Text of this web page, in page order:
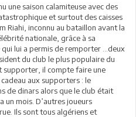
une saison calamiteuse avec des
et surtout des caisses
Riahi, inconnu au bataillon avant la
nationale, grâce à sa
qui lui a permis de remporter …deux
du club le plus populaire du
il compte faire une
aux supporters : le
de dinars alors que le club était
un mois. D’autres joueurs
Ils sont tous algériens et